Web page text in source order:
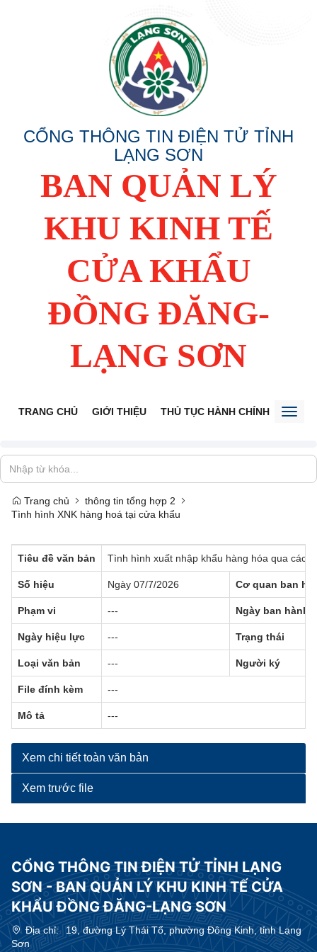
CỔNG THÔNG TIN ĐIỆN TỬ TỈNH
LẠNG SƠN
BAN QUẢN LÝ
KHU KINH TẾ
CỬA KHẨU
ĐỒNG ĐĂNG-
LẠNG SƠN
TRANG CHỦ GIỚI THIỆU THỦ TỤC HÀNH CHÍNH TIẾP
Trang chủ
thông tin tổng hợp 2
Tình hình XNK hàng hoá tại cửa khẩu
Tiêu đề văn bản Tình hình xuất nhập khẩu hàng hóa qua các
Số hiệu Ngày 07/7/2026 Cơ quan ban
Phạm vi --- Ngày ban hành
Ngày hiệu lực --- Trạng thái
Loại văn bản --- Người ký
File đính kèm ---
Mô tả ---
Xem chi tiết toàn văn bản
Xem trước file
CỔNG THÔNG TIN ĐIỆN TỬ TỈNH LẠNG
SƠN - BAN QUẢN LÝ KHU KINH TẾ CỬA
KHẨU ĐỒNG ĐĂNG-LẠNG SƠN
Địa chỉ:
19, đường Lý Thái Tổ, phường Đông Kinh, tỉnh Lạng
Sơn